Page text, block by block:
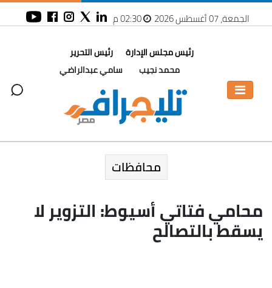
الجمعة، 07 أغسطس 2026 02:30 م
رئيس مجلس الإدارة
محمد نجيب
رئيس التحرير
سامي عبدالراضي
محافظات
محامي فتاتي أسيوط: التزوير لا
يسقط بالتصالح